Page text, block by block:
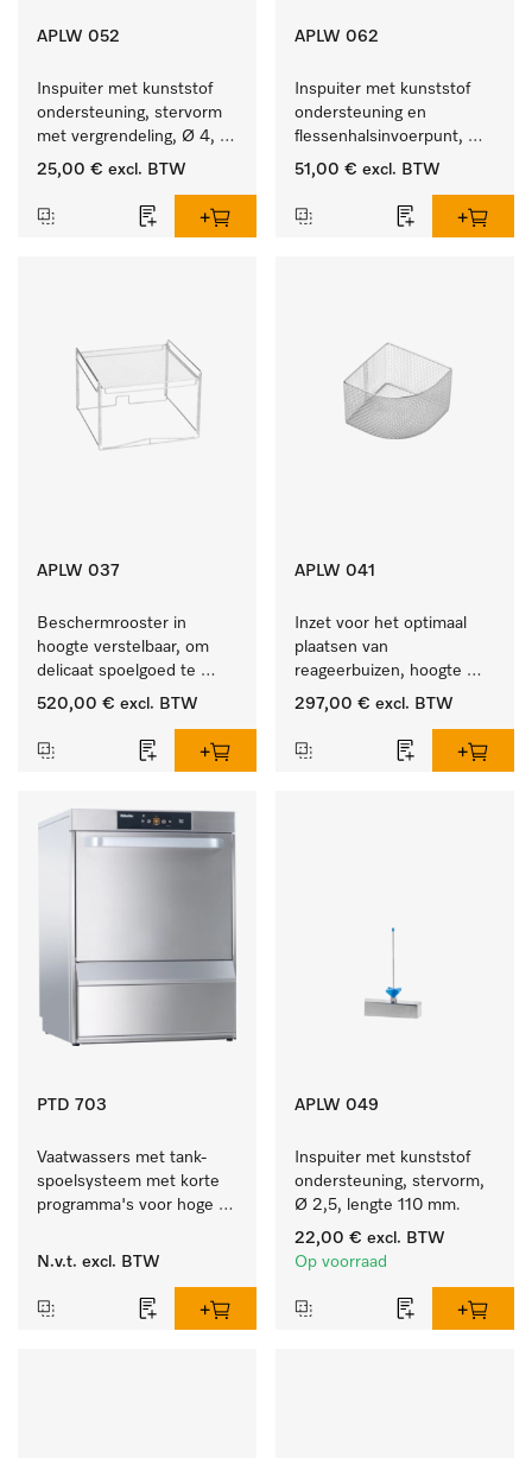
APLW 052
Inspuiter met kunststof
ondersteuning, stervorm
met vergrendeling, Ø 4,
lengte 175 mm.
25,00 € excl. BTW
APLW 062
Inspuiter met kunststof
ondersteuning en
flessenhalsinvoerpunt,
ster, Ø 6, lengte 135 mm.
51,00 € excl. BTW
APLW 037
Beschermrooster in
hoogte verstelbaar, om
delicaat spoelgoed te
fixeren
520,00 € excl. BTW
APLW 041
Inzet voor het optimaal
plaatsen van
reageerbuizen, hoogte
130 mm.
297,00 € excl. BTW
PTD 703
Vaatwassers met tank-
spoelsysteem met korte
programma's voor hoge
universeel gebruik.
N.v.t. excl. BTW
APLW 049
Inspuiter met kunststof
ondersteuning, stervorm,
Ø 2,5, lengte 110 mm.
22,00 € excl. BTW
Op voorraad